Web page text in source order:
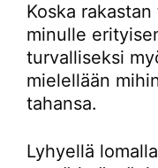
Koska
minulle
turvalliseksi
mielellään
tahansa.
Lyhyellä